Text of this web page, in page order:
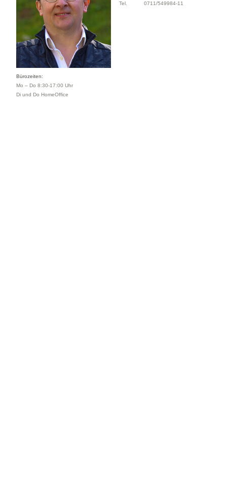
Tel. 0711/549984-11
Bürozeiten:
Mo – Do 8:30-17:00 Uhr
Di und Do HomeOffice